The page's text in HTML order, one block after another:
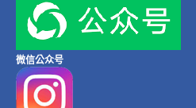
微信公众号